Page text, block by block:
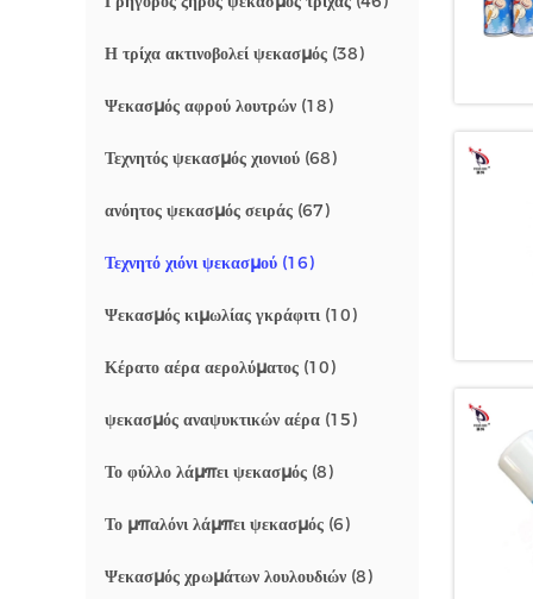
Η τρίχα ακτινοβολεί ψεκασμός (38)
Ψεκασμός αφρού λουτρών (18)
Τεχνητός ψεκασμός χιονιού (68)
ανόητος ψεκασμός σειράς (67)
Τεχνητό χιόνι ψεκασμού (16)
Ψεκασμός κιμωλίας γκράφιτι(10)
Κέρατο αέρα αερολύματος (10)
ψεκασμός αναψυκτικών αέρα (15)
Το φύλλο λάμπει ψεκασμός (8)
Το μπαλόνι λάμπει ψεκασμός (6)
Ψεκασμός χρωμάτων λουλουδιών (8)